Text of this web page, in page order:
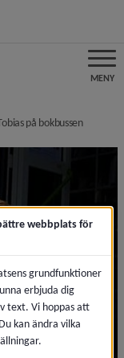
MENY
i brödsmulenavigeringen
på bokbussennivå i
webbplats för
grundfunktioner
erbjuda dig
text. Vi hoppas att
kan ändra vilka